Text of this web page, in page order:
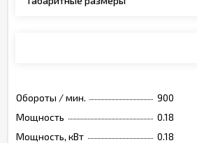
Обороты / мин.
900
Мощность
0.18
Мощность, кВт
0.18